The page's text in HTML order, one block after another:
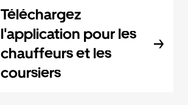
Téléchargez
l'application pour les
chauffeurs et les
coursiers